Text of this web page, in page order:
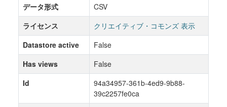
データ形式
CSV
ライセンス
クリエイティブ・コモンズ 表示
Datastore active
False
Has views
False
Id
94a34957-361b-4ed9-9b88-
39c2257fe0ca